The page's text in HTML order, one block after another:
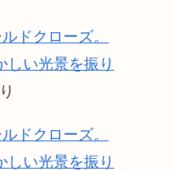
ドクローズ。
しい光景を振り
ドクローズ。
しい光景を振り